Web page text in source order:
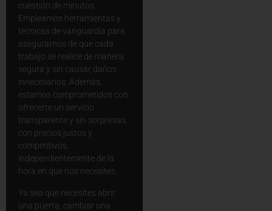
cuestión de minutos.
Empleamos herramientas y
técnicas de vanguardia para
asegurarnos de que cada
trabajo se realice de manera
segura y sin causar daños
innecesarios. Además,
estamos comprometidos con
ofrecerte un servicio
transparente y sin sorpresas,
con precios justos y
competitivos,
independientemente de la
hora en que nos necesites.
Ya sea que necesites abrir
una puerta, cambiar una